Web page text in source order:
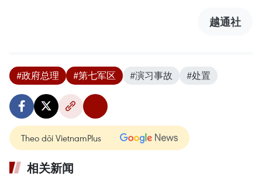
越通社
#政府总理 #第七军区 #演习事故 #处置
Theo dõi VietnamPlus
相关新闻